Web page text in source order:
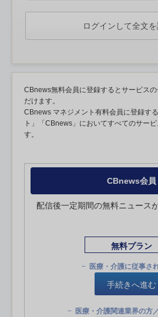
ログインして全文
CBnews無料会員に登録するとサービス
だけます。
CBnews マネジメント有料会員に登録す
ト」「CBnews」においてすべてのサー
す。
CBnews会員
配信後一定期間の無料ニュース
無料プラン
医療・介護に従事さ
手続きへ進む
医療・介護関連業界の方